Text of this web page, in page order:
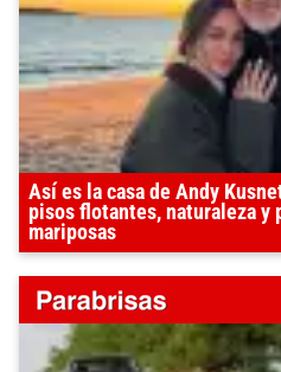
Así es la casa de Andy
pisos flotantes, naturaleza y
mariposas